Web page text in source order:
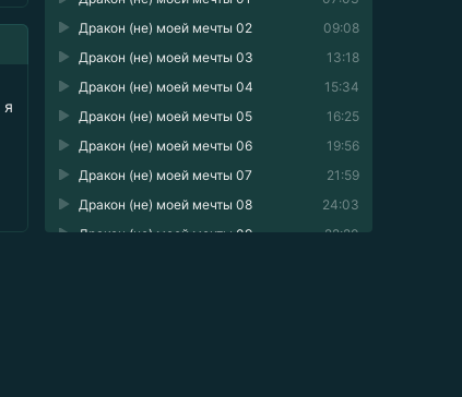
09:08
Дракон (не) моей мечты 02
13:18
Дракон (не) моей мечты 03
15:34
Дракон (не) моей мечты 04
16:25
Дракон (не) моей мечты 05
19:56
Дракон (не) моей мечты 06
21:59
Дракон (не) моей мечты 07
24:03
Дракон (не) моей мечты 08
22:20
Дракон (не) моей мечты 09
я